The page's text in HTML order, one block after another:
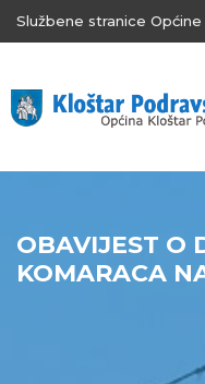
Službene stranice
OBAVIJEST O
KOMARACA